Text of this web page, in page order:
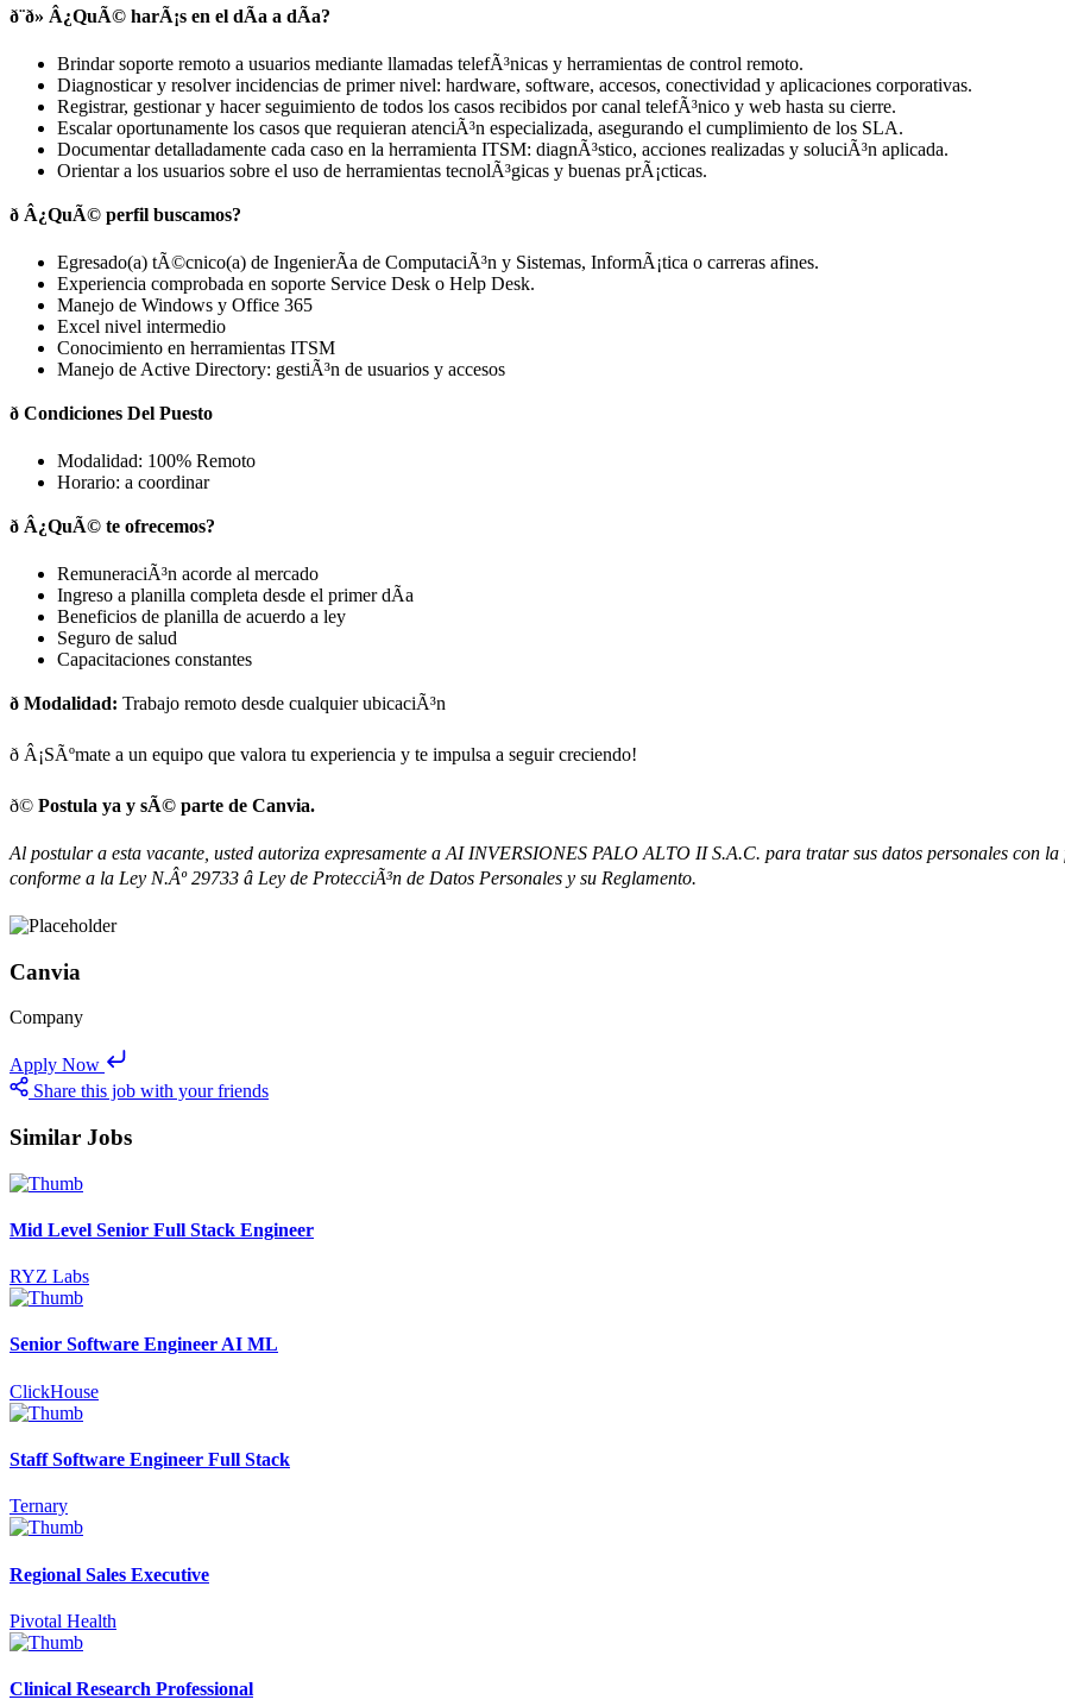
ð¨ð» Â¿QuÃ© harÃ¡s en el dÃ­a a dÃ­a?
Brindar soporte remoto a usuarios mediante llamadas telefÃ³nicas y herramientas de control remoto.
Diagnosticar y resolver incidencias de primer nivel: hardware, software, accesos, conectividad y aplicaciones corporativas.
Registrar, gestionar y hacer seguimiento de todos los casos recibidos por canal telefÃ³nico y web hasta su cierre.
Escalar oportunamente los casos que requieran atenciÃ³n especializada, asegurando el cumplimiento de los SLA.
Documentar detalladamente cada caso en la herramienta ITSM: diagnÃ³stico, acciones realizadas y soluciÃ³n aplicada.
Orientar a los usuarios sobre el uso de herramientas tecnolÃ³gicas y buenas prÃ¡cticas.
ð Â¿QuÃ© perfil buscamos?
Egresado(a) tÃ©cnico(a) de IngenierÃ­a de ComputaciÃ³n y Sistemas, InformÃ¡tica o carreras afines.
Experiencia comprobada en soporte Service Desk o Help Desk.
Manejo de Windows y Office 365
Excel nivel intermedio
Conocimiento en herramientas ITSM
Manejo de Active Directory: gestiÃ³n de usuarios y accesos
ð Condiciones Del Puesto
Modalidad: 100% Remoto
Horario: a coordinar
ð Â¿QuÃ© te ofrecemos?
RemuneraciÃ³n acorde al mercado
Ingreso a planilla completa desde el primer dÃ­a
Beneficios de planilla de acuerdo a ley
Seguro de salud
Capacitaciones constantes
ð Modalidad: Trabajo remoto desde cualquier ubicaciÃ³n
ð Â¡SÃºmate a un equipo que valora tu experiencia y te impulsa a seguir creciendo!
ð© Postula ya y sÃ© parte de Canvia.
Al postular a esta vacante, usted autoriza expresamente a AI INVERSIONES PALO ALTO II S.A.C. para tratar sus datos personales con
conforme a la Ley N.Âº 29733 â Ley de ProtecciÃ³n de Datos Personales y su Reglamento.
Canvia
Company
Apply Now
Share this job with your friends
Similar Jobs
Mid Level Senior Full Stack Engineer
RYZ Labs
Senior Software Engineer AI ML
ClickHouse
Staff Software Engineer Full Stack
Ternary
Regional Sales Executive
Pivotal Health
Clinical Research Professional